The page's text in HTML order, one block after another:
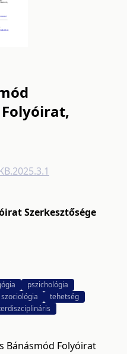
Szerkesztősége
pszichológia
szociológia
tehetség
Bánásmód Folyóirat